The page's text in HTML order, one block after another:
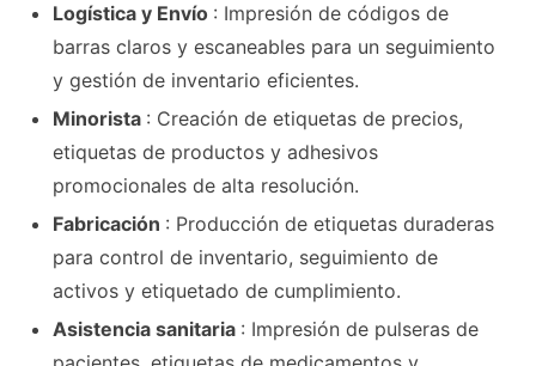
Logística y Envío : Impresión de códigos de
barras claros y escaneables para un seguimiento
y gestión de inventario eficientes.
Minorista : Creación de etiquetas de precios,
etiquetas de productos y adhesivos
promocionales de alta resolución.
Fabricación : Producción de etiquetas duraderas
para control de inventario, seguimiento de
activos y etiquetado de cumplimiento.
Asistencia sanitaria : Impresión de pulseras de